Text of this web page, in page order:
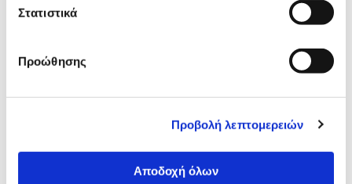
Στατιστικά
Προώθησης
Προβολή λεπτομερειών
Αποδοχή όλων
προϊόντος
Αξιολογήσεις
Δες τι κλίκαραν όσοι είδαν το ίδιο